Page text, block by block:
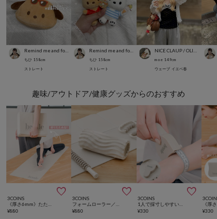
ちひ 158cm
ストレート
ちひ 158cm
ストレート
m o e 149cm
ウェーブ イエベ春
趣味/アウトドア/健康グッズからのおすすめ

3COINS
¥880

3COINS
¥880

3COINS
¥330 ¥330